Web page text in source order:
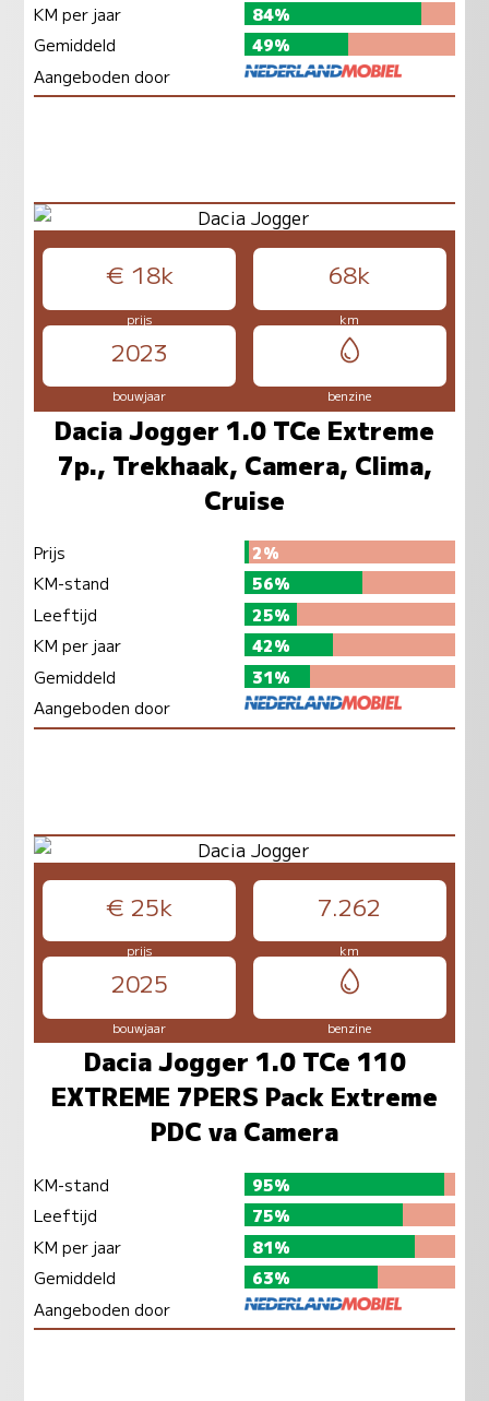
KM per jaar
84%
Gemiddeld
49%
Aangeboden door
€ 18k 68k
prijs km
2023
bouwjaar benzine
Dacia Jogger 1.0 TCe Extreme
7p., Trekhaak, Camera, Clima,
Cruise
Prijs
2%
KM-stand
56%
Leeftijd
25%
KM per jaar
42%
Gemiddeld
31%
Aangeboden door
€ 25k 7.262
prijs km
2025
bouwjaar benzine
Dacia Jogger 1.0 TCe 110
EXTREME 7PERS Pack Extreme
PDC va Camera
KM-stand
95%
Leeftijd
75%
KM per jaar
81%
Gemiddeld
63%
Aangeboden door